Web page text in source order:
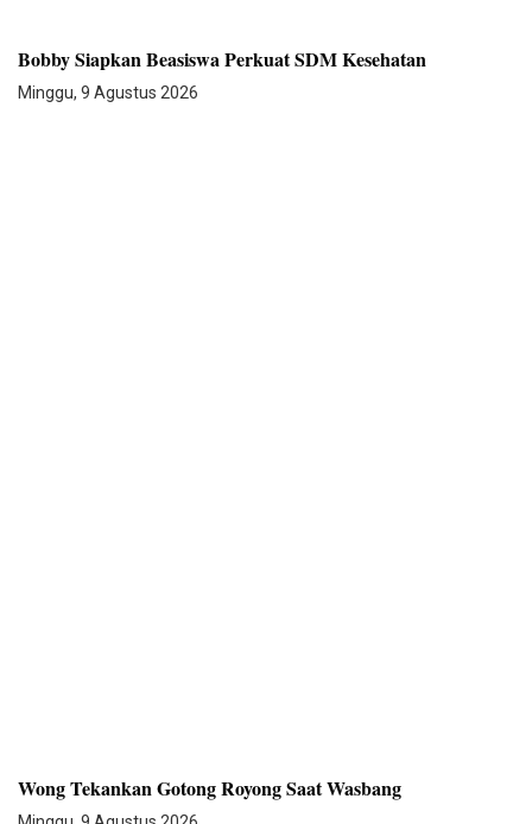
Bobby Siapkan Beasiswa Perkuat SDM Kesehatan
Minggu, 9 Agustus 2026
Wong Tekankan Gotong Royong Saat Wasbang